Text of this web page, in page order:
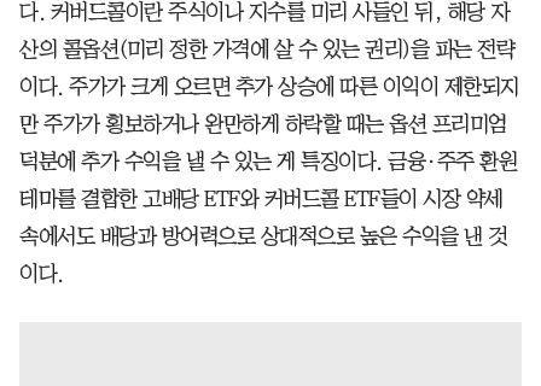
다. 커버드콜이란 주식이나 지수를 미리 사들인 뒤, 해당 자
산의 콜옵션(미리 정한 가격에 살 수 있는 권리)을 파는 전략
이다. 주가가 크게 오르면 추가 상승에 따른 이익이 제한되지
만 주가가 횡보하거나 완만하게 하락할 때는 옵션 프리미엄
덕분에 추가 수익을 낼 수 있는 게 특징이다. 금융·주주 환원
테마를 결합한 고배당 ETF와 커버드콜 ETF들이 시장 약세
속에서도 배당과 방어력으로 상대적으로 높은 수익을 낸 것
이다.